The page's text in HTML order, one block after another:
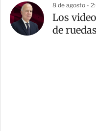
8 de agosto -
Los
de ruedas